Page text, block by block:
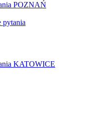
POZNAŃ
pytania
KATOWICE